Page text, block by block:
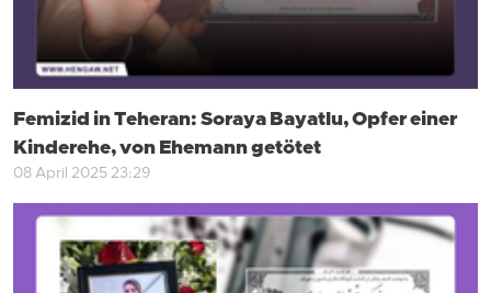
Femizid in Teheran: Soraya Bayatlu, Opfer einer
Kinderehe, von Ehemann getötet
08 April 2025 23:29